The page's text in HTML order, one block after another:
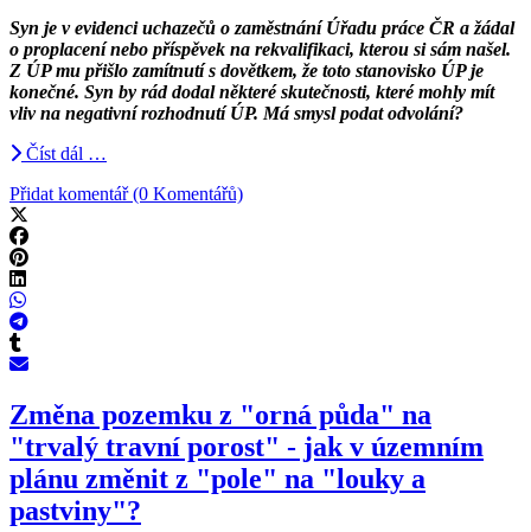
Syn je v evidenci uchazečů o zaměstnání Úřadu práce ČR a žádal
o proplacení nebo příspěvek na rekvalifikaci, kterou si sám našel.
Z ÚP mu přišlo zamítnutí s dovětkem, že toto stanovisko ÚP je
konečné. Syn by rád dodal některé skutečnosti, které mohly mít
vliv na negativní rozhodnutí ÚP. Má smysl podat odvolání?
Číst dál …
Přidat komentář (0 Komentářů)
Změna pozemku z "orná půda" na
"trvalý travní porost" - jak v územním
plánu změnit z "pole" na "louky a
pastviny"?